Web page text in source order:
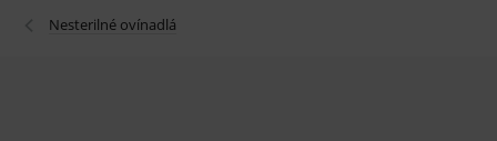
Nesterilné ovínadlá